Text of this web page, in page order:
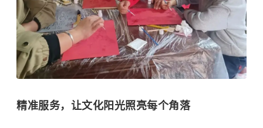
精准服务，让文化阳光照亮每个角落